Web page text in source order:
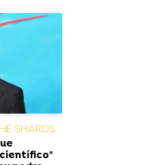
SHARDS
científico"